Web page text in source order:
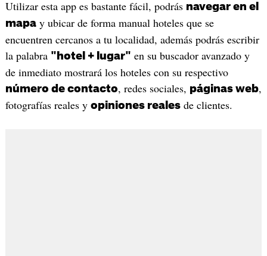
Utilizar esta app es bastante fácil, podrás navegar en el
mapay ubicar de forma manual hoteles que se
encuentren cercanos a tu localidad, además podrás escribir
la palabra "hotel + lugar" en su buscador avanzado y
de inmediato mostrará los hoteles con su respectivo
número de contacto, redes sociales, páginas web,
fotografías reales y opiniones realesde clientes.